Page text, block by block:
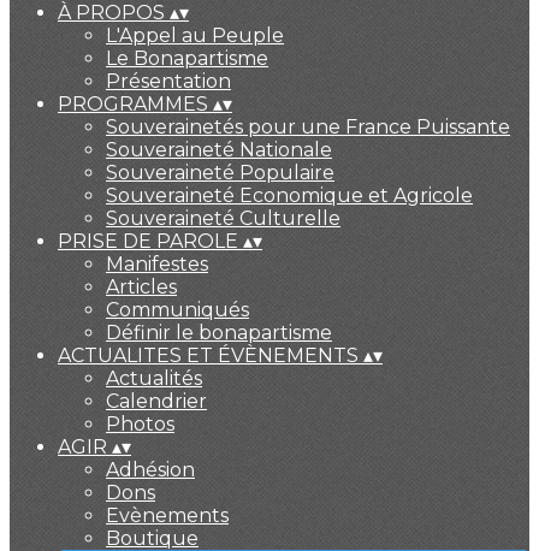
À PROPOS ▴▾
L'Appel au Peuple
Le Bonapartisme
Présentation
PROGRAMMES ▴▾
Souverainetés pour une France Puissante
Souveraineté Nationale
Souveraineté Populaire
Souveraineté Economique et Agricole
Souveraineté Culturelle
PRISE DE PAROLE ▴▾
Manifestes
Articles
Communiqués
Définir le bonapartisme
ACTUALITES ET ÉVÈNEMENTS ▴▾
Actualités
Calendrier
Photos
AGIR ▴▾
Adhésion
Dons
Evènements
Boutique